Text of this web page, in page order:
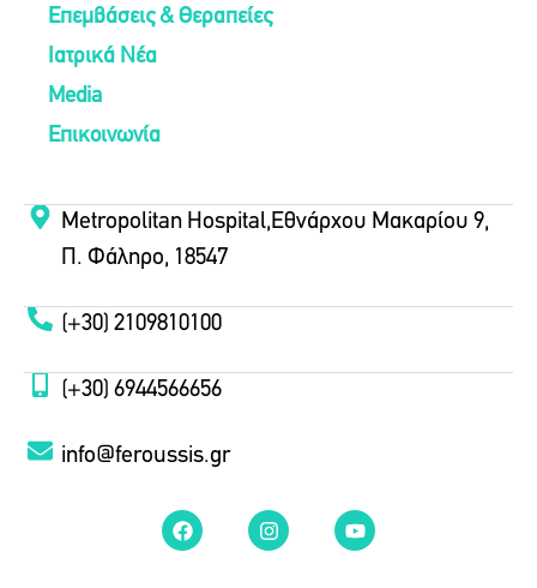
Επεμβάσεις & Θεραπείες
Ιατρικά Νέα
Media
Επικοινωνία
Metropolitan Hospital,Εθνάρχου Μακαρίου 9,
Π. Φάληρο, 18547
(+30) 2109810100
(+30) 6944566656
info@feroussis.gr